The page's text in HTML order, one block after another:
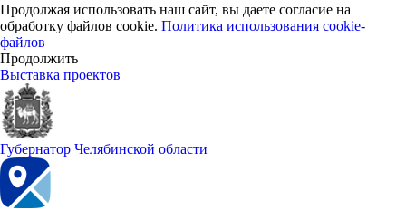
Продолжая использовать наш сайт, вы даете согласие на
обработку файлов cookie. Политика использования cookie-
файлов
Продолжить
Выставка проектов
Губернатор Челябинской области